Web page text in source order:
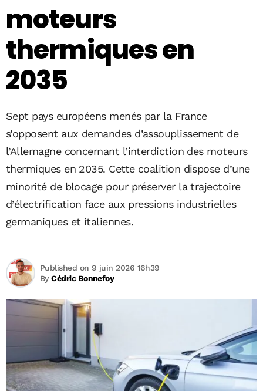
moteurs
thermiques en
2035
Sept pays européens menés par la France
s’opposent aux demandes d’assouplissement de
l’Allemagne concernant l’interdiction des moteurs
thermiques en 2035. Cette coalition dispose d’une
minorité de blocage pour préserver la trajectoire
d’électrification face aux pressions industrielles
germaniques et italiennes.
ByCédric Bonnefoy
Published on 9 juin 2026 16h39